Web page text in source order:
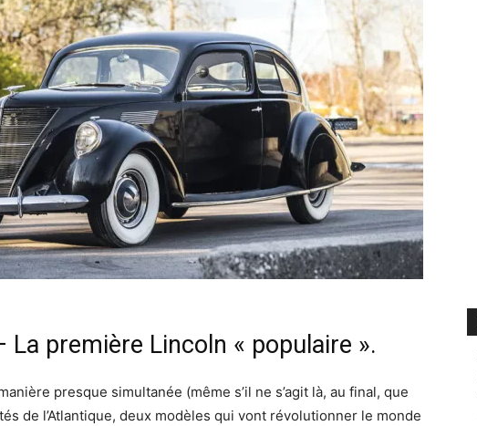
La première Lincoln « populaire ».
presque simultanée (même s’il ne s’agit là, au final, que
de l’Atlantique, deux modèles qui vont révolutionner le monde